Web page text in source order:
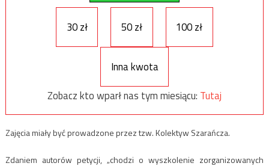
30 zł 50 zł 100 zł
Inna kwota
Zobacz kto wparł nas tym miesiącu: Tutaj
Zajęcia miały być prowadzone przez tzw. Kolektyw Szarańcza.
Zdaniem autorów petycji, „chodzi o wyszkolenie zorganizowanych